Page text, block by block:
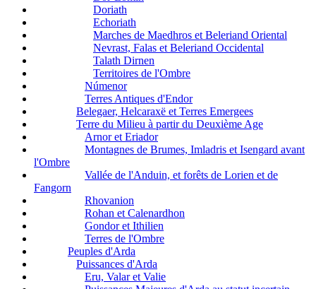
Doriath
Echoriath
Marches de Maedhros et Beleriand Oriental
Nevrast, Falas et Beleriand Occidental
Talath Dirnen
Territoires de l'Ombre
Númenor
Terres Antiques d'Endor
Belegaer, Helcaraxë et Terres Emergees
Terre du Milieu à partir du Deuxième Age
Arnor et Eriador
Montagnes de Brumes, Imladris et Isengard avant
l'Ombre
Vallée de l'Anduin, et forêts de Lorien et de
Fangorn
Rhovanion
Rohan et Calenardhon
Gondor et Ithilien
Terres de l'Ombre
Peuples d'Arda
Puissances d'Arda
Eru, Valar et Valie